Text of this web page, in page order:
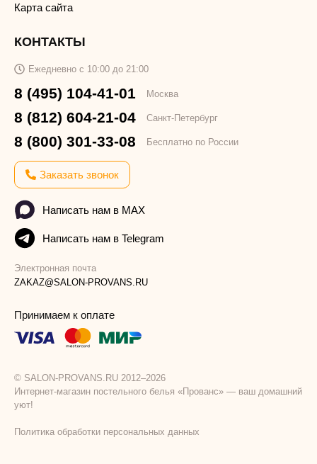
Карта сайта
КОНТАКТЫ
Ежедневно с 10:00 до 21:00
8 (495) 104-41-01 Москва
8 (812) 604-21-04 Санкт-Петербург
8 (800) 301-33-08 Бесплатно по России
Заказать звонок
Написать нам в MAX
Написать нам в Telegram
Электронная почта
ZAKAZ@SALON-PROVANS.RU
Принимаем к оплате
© SALON-PROVANS.RU 2012–2026
Интернет-магазин постельного белья «Прованс» — ваш домашний
уют!
Политика обработки персональных данных